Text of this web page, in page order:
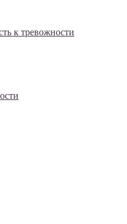
к тревожности